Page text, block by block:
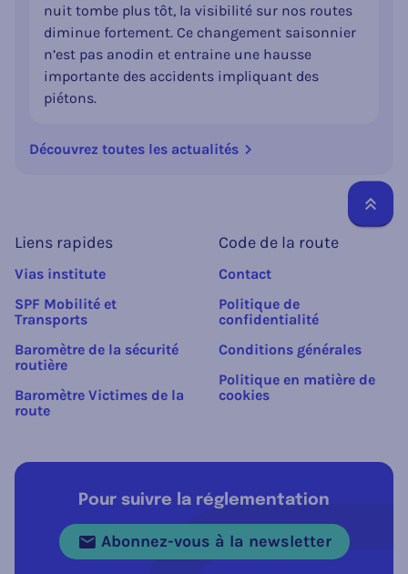
nuit tombe plus tôt, la visibilité sur nos routes
diminue fortement. Ce changement saisonnier
n’est pas anodin et entraine une hausse
importante des accidents impliquant des
piétons.
Découvrez toutes les actualités
Liens rapides
Vias institute
SPF Mobilité et
Transports
Baromètre de la sécurité
routière
Baromètre Victimes de la
route
Code de la route
Contact
Politique de
confidentialité
Conditions générales
Politique en matière de
cookies
Pour suivre la réglementation
Abonnez-vous à la newsletter